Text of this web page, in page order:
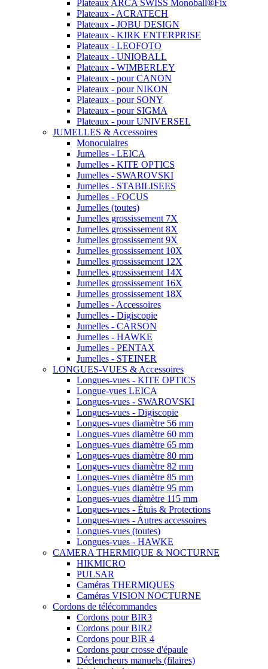
Plateaux ARCA SWISS Monoball®Fix
Plateaux - ACRATECH
Plateaux - JOBU DESIGN
Plateaux - KIRK ENTERPRISE
Plateaux - LEOFOTO
Plateaux - UNIQBALL
Plateaux - WIMBERLEY
Plateaux - pour CANON
Plateaux - pour NIKON
Plateaux - pour SONY
Plateaux - pour SIGMA
Plateaux - pour UNIVERSEL
JUMELLES & Accessoires
Monoculaires
Jumelles - LEICA
Jumelles - KITE OPTICS
Jumelles - SWAROVSKI
Jumelles - STABILISEES
Jumelles - FOCUS
Jumelles (toutes)
Jumelles grossissement 7X
Jumelles grossissement 8X
Jumelles grossissement 9X
Jumelles grossissement 10X
Jumelles grossissement 12X
Jumelles grossissement 14X
Jumelles grossissement 16X
Jumelles grossissement 18X
Jumelles - Accessoires
Jumelles - Digiscopie
Jumelles - CARSON
Jumelles - HAWKE
Jumelles - PENTAX
Jumelles - STEINER
LONGUES-VUES & Accessoires
Longues-vues - KITE OPTICS
Longue-vues LEICA
Longues-vues - SWAROVSKI
Longues-vues - Digiscopie
Longues-vues diamètre 56 mm
Longues-vues diamètre 60 mm
Longues-vues diamètre 65 mm
Longues-vues diamètre 80 mm
Longues-vues diamètre 82 mm
Longues-vues diamètre 85 mm
Longues-vues diamètre 95 mm
Longues-vues diamètre 115 mm
Longues-vues - Étuis & Protections
Longues-vues - Autres accessoires
Longues-vues (toutes)
Longues-vues - HAWKE
CAMERA THERMIQUE & NOCTURNE
HIKMICRO
PULSAR
Caméras THERMIQUES
Caméras VISION NOCTURNE
Cordons de télécommandes
Cordons pour BIR3
Cordons pour BIR2
Cordons pour BIR 4
Cordons pour crosse d'épaule
Déclencheurs manuels (filaires)